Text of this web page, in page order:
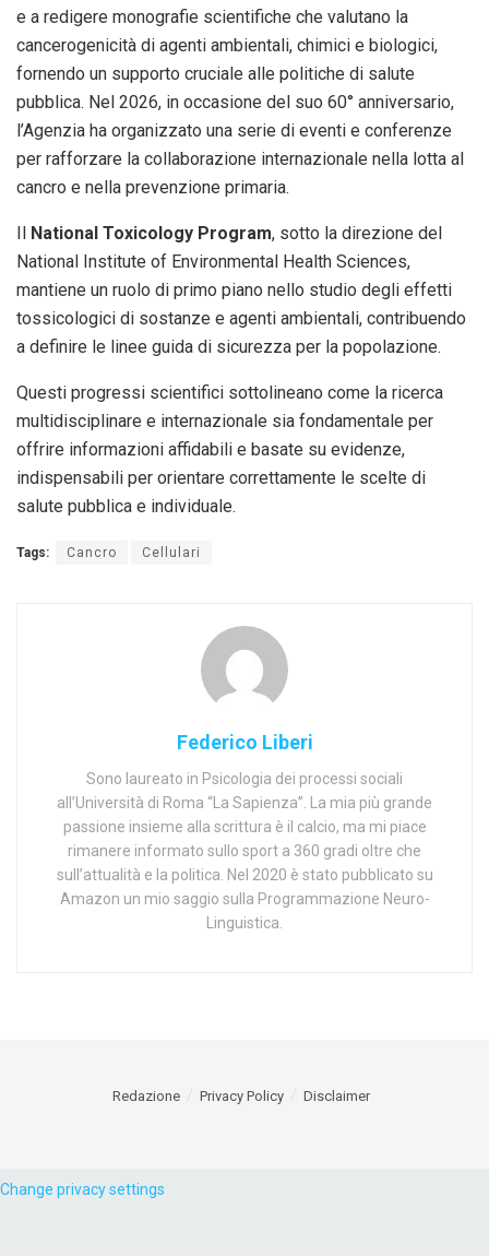
e a redigere monografie scientifiche che valutano la
cancerogenicità di agenti ambientali, chimici e biologici,
fornendo un supporto cruciale alle politiche di salute
pubblica. Nel 2026, in occasione del suo 60° anniversario,
l’Agenzia ha organizzato una serie di eventi e conferenze
per rafforzare la collaborazione internazionale nella lotta al
cancro e nella prevenzione primaria.
Il National Toxicology Program, sotto la direzione del
National Institute of Environmental Health Sciences,
mantiene un ruolo di primo piano nello studio degli effetti
tossicologici di sostanze e agenti ambientali, contribuendo
a definire le linee guida di sicurezza per la popolazione.
Questi progressi scientifici sottolineano come la ricerca
multidisciplinare e internazionale sia fondamentale per
offrire informazioni affidabili e basate su evidenze,
indispensabili per orientare correttamente le scelte di
salute pubblica e individuale.
Tags: Cancro Cellulari
Federico Liberi
Sono laureato in Psicologia dei processi sociali
all’Università di Roma “La Sapienza”. La mia più grande
passione insieme alla scrittura è il calcio, ma mi piace
rimanere informato sullo sport a 360 gradi oltre che
sull’attualità e la politica. Nel 2020 è stato pubblicato su
Amazon un mio saggio sulla Programmazione Neuro-
Linguistica.
Redazione Privacy Policy Disclaimer
Change privacy settings